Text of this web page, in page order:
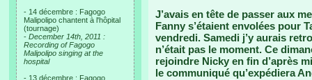
- 14 décembre : Fagogo
Malipolipo chantent à l'hôpital
(tournage)
- December 14th, 2011 :
Recording of Fagogo
Malipolipo singing at the
hospital
- 13 décembre : Fagogo
J’avais en tête de passer aux
Fanny s’étaient envolées pour
vendredi. Samedi j’y aurais
n’était pas le moment. Ce
rejoindre Nicky en fin d’après
le communiqué qu’expédiera